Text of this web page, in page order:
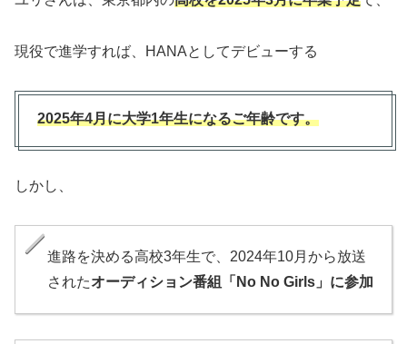
現役で進学すれば、HANAとしてデビューする
2025年4月に大学1年生になるご年齢です。
しかし、
進路を決める高校3年生で、2024年10月から放送
されたオーディション番組「No No Girls」に参加